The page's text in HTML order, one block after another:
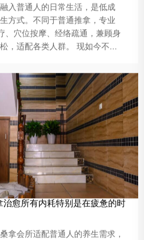
入普通人的日常生活，是低成
方式。不同于普通推拿，专业
、穴位按摩、经络疏通，兼顾身
，适配各类人群。 现如今不…
愈所有内耗特别是在疲惫的时
拿会所适配普通人的养生需求，